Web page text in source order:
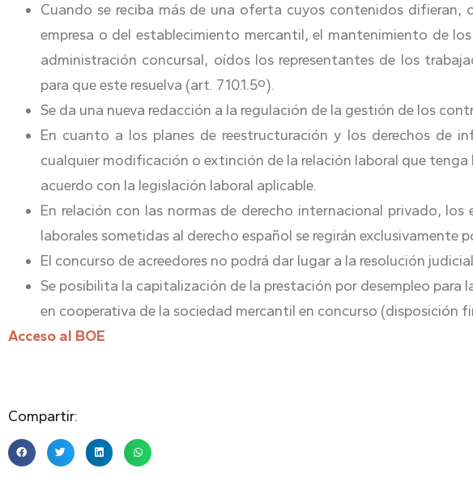
Cuando se reciba más de una oferta cuyos contenidos
empresa o del establecimiento mercantil, el mantenimiento de
administración concursal, oídos los representantes de los
para que este resuelva (art. 710.1.5º).
Se da una nueva redacción a la regulación de la gestión de los
En cuanto a los planes de reestructuración y los derechos de
cualquier modificación o extinción de la relación laboral que
acuerdo con la legislación laboral aplicable.
En relación con las normas de derecho internacional privado,
laborales sometidas al derecho español se regirán exclusivamente
El concurso de acreedores no podrá dar lugar a la resolución
Se posibilita la capitalización de la prestación por desempleo
en cooperativa de la sociedad mercantil en concurso (disposición
Acceso al BOE
Compartir: